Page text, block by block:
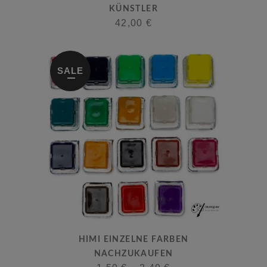
KÜNSTLER
42,00 €
SALE
HIMI EINZELNE FARBEN
NACHZUKAUFEN